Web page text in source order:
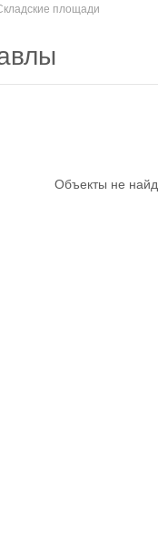
площади
Объекты не